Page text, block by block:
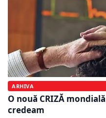
ARHIVA
O nouă CRIZĂ
credeam